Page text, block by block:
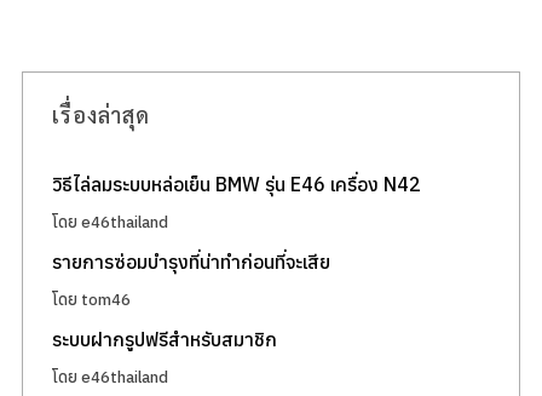
เรื่องล่าสุด
วิธีไล่ลมระบบหล่อเย็น BMW รุ่น E46 เครื่อง N42
โดย e46thailand
รายการซ่อมบำรุงที่น่าทำก่อนที่จะเสีย
โดย tom46
ระบบฝากรูปฟรีสำหรับสมาชิก
โดย e46thailand